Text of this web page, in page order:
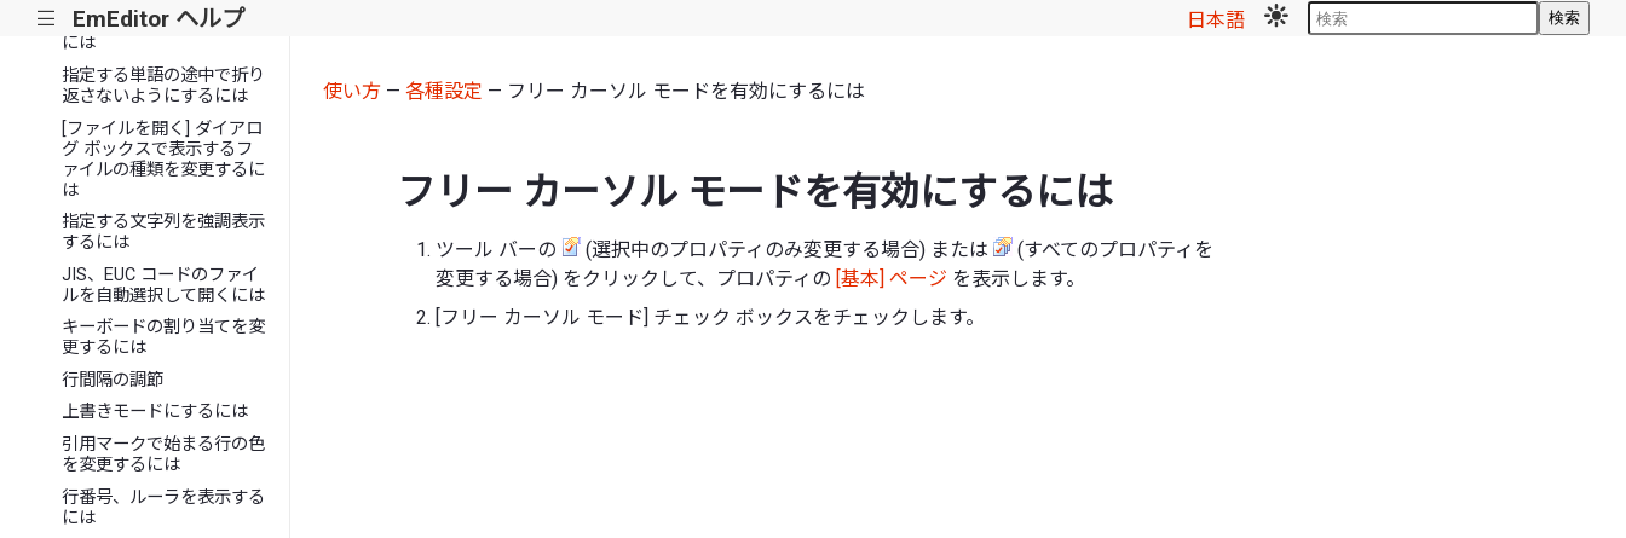
||| EmEditor ヘルプ 日本語 検索
メモ帳互換の日誌作成する
には
指定する単語の途中で折り
返さないようにするには
[ファイルを開く] ダイアロ
グ ボックスで表示するフ
ァイルの種類を変更するに
は
指定する文字列を強調表示
するには
JIS、EUC コードのファイ
ルを自動選択して開くには
キーボードの割り当てを変
更するには
行間隔の調節
上書きモードにするには
引用マークで始まる行の色
を変更するには
行番号、ルーラを表示する
には
使い方— 各種設定 — フリー カーソル モードを有効にするには
フリー カーソル モードを有効にするには
ツール バーの (選択中のプロパティのみ変更する場合) または
(すべてのプロパティを
変更する場合) をクリックして、プロパティの [基本] ページ を表示します。
[フリー カーソル モード] チェック ボックスをチェックします。